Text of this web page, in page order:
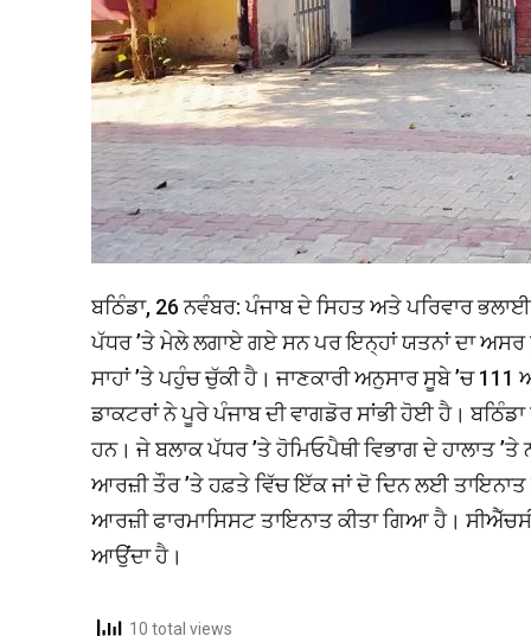
ਬਠਿੰਡਾ, 26 ਨਵੰਬਰ: ਪੰਜਾਬ ਦੇ ਸਿਹਤ ਅਤੇ ਪਰਿਵਾਰ
ਪੱਧਰ ’ਤੇ ਮੇਲੇ ਲਗਾਏ ਗਏ ਸਨ ਪਰ ਇਨ੍ਹਾਂ ਯਤਨਾਂ ਦਾ ਅਸਰ
ਸਾਹਾਂ ’ਤੇ ਪਹੁੰਚ ਚੁੱਕੀ ਹੈ। ਜਾਣਕਾਰੀ ਅਨੁਸਾਰ ਸੂਬੇ ’ਚ
ਡਾਕਟਰਾਂ ਨੇ ਪੂਰੇ ਪੰਜਾਬ ਦੀ ਵਾਗਡੋਰ ਸਾਂਭੀ ਹੋਈ ਹੈ।
ਹਨ। ਜੇ ਬਲਾਕ ਪੱਧਰ ’ਤੇ ਹੋਮਿਓਪੈਥੀ ਵਿਭਾਗ ਦੇ ਹਾਲਾਤ ’ਤੇ
ਆਰਜ਼ੀ ਤੌਰ ’ਤੇ ਹਫ਼ਤੇ ਵਿੱਚ ਇੱਕ ਜਾਂ ਦੋ ਦਿਨ ਲਈ
ਆਰਜ਼ੀ ਫਾਰਮਾਸਿਸਟ ਤਾਇਨਾਤ ਕੀਤਾ ਗਿਆ ਹੈ।
ਆਉਂਦਾ ਹੈ।
10 total views